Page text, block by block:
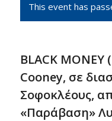
This event has
BLACK
Cooney, σε
Σοφοκλέους,
«Παράβαση»